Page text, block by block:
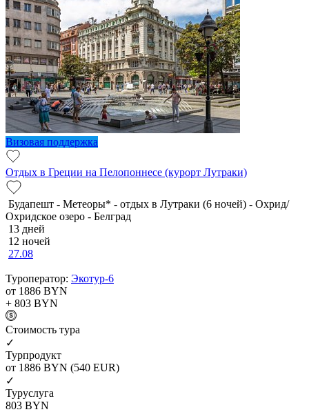
Визовая поддержка
Отдых в Греции на Пелопоннесе (курорт Лутраки)
Будапешт - Метеоры* - отдых в Лутраки (6 ночей) - Охрид/
Охридское озеро - Белград
13 дней
12 ночей
27.08
Туроператор: Экотур-6
от 1886 BYN
+ 803 BYN
Cтоимость тура
✓
Турпродукт
от 1886 BYN (540 EUR)
✓
Туруслуга
803 BYN